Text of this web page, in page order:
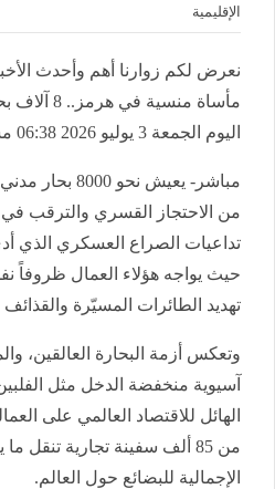
الإقليمية
نعرض لكم زوارنا أهم وأحدث
مأساة
اليوم الجمعة 3 يوليو 2026 06:38 مساءً
مباشر- يعيش
من الاحتجاز القسري والترقب في
تداعيات الصراع العسكري الذي
حيث يواجه هؤلاء العمال ظروفاً
تهديد الطائرات المسيّرة
وتعكس أزمة البحارة العالقين،
آسيوية منخفضة الدخل مثل
الهائل للاقتصاد العالمي على
الإجمالية للبضائع حول العالم.